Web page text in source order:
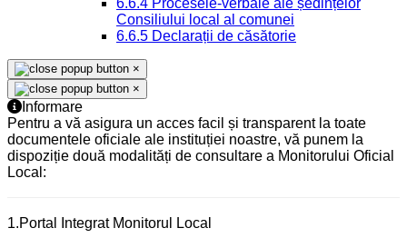
6.6.4 Procesele-verbale ale ședințelor
Consiliului local al comunei
6.6.5 Declarații de căsătorie
×
×
Informare
Pentru a vă asigura un acces facil și transparent la toate
documentele oficiale ale instituției noastre, vă punem la
dispoziție două modalități de consultare a Monitorului Oficial
Local:
1.Portal Integrat Monitorul Local